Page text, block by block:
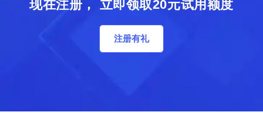
现在注册， 立即领取20元试用额度
注册有礼